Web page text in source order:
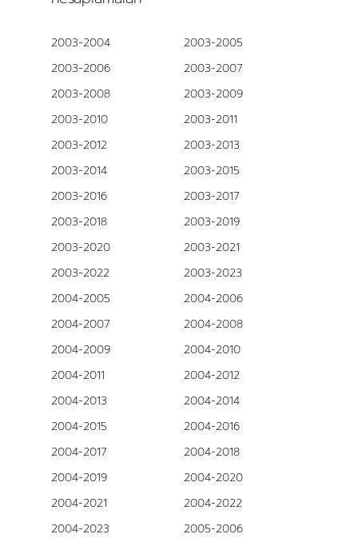
2003-2004
2003-2005
2003-2006
2003-2007
2003-2008
2003-2009
2003-2010
2003-2011
2003-2012
2003-2013
2003-2014
2003-2015
2003-2016
2003-2017
2003-2018
2003-2019
2003-2020
2003-2021
2003-2022
2003-2023
2004-2005
2004-2006
2004-2007
2004-2008
2004-2009
2004-2010
2004-2011
2004-2012
2004-2013
2004-2014
2004-2015
2004-2016
2004-2017
2004-2018
2004-2019
2004-2020
2004-2021
2004-2022
2004-2023
2005-2006